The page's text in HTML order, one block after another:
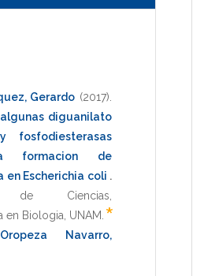
Gerardo (2017)
diguanilato
fosfodiesterasas
formacion de
en Escherichia coli .
de Ciencias
en Biologia UNAM *
Oropeza Navarro,